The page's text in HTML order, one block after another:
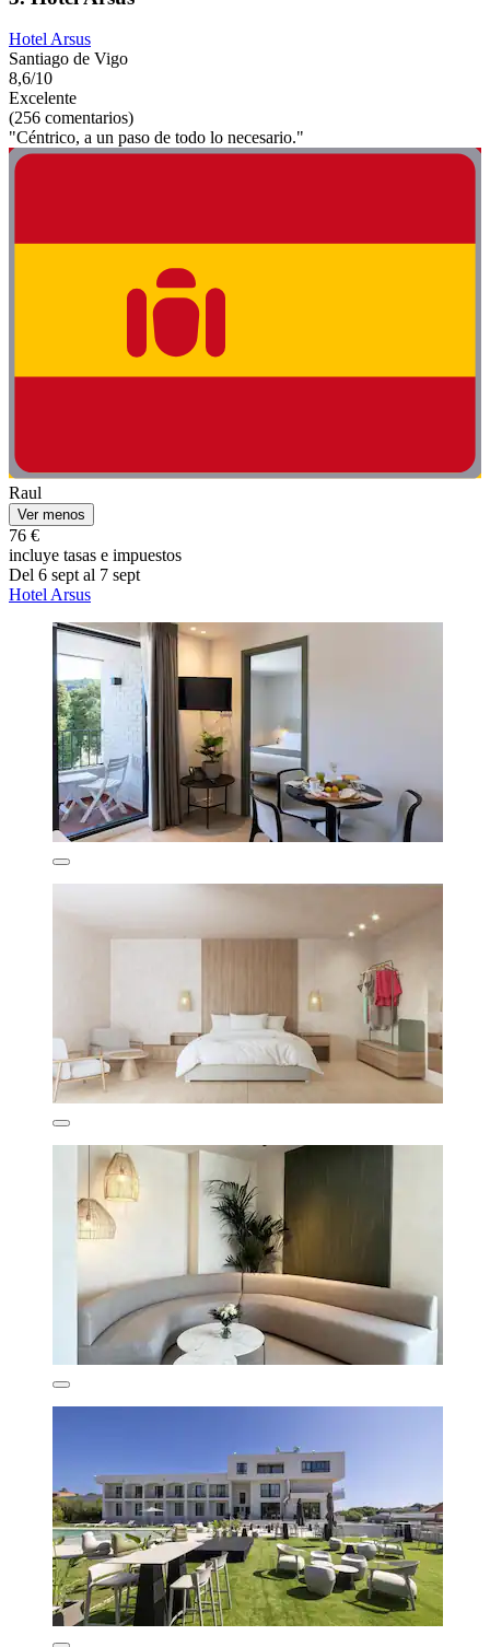
Hotel Arsus
Santiago de Vigo
8,6/10
Excelente
(256 comentarios)
"Céntrico, a un paso de todo lo necesario."
Raul
Ver menos
76 €
incluye tasas e impuestos
Del 6 sept al 7 sept
Hotel Arsus